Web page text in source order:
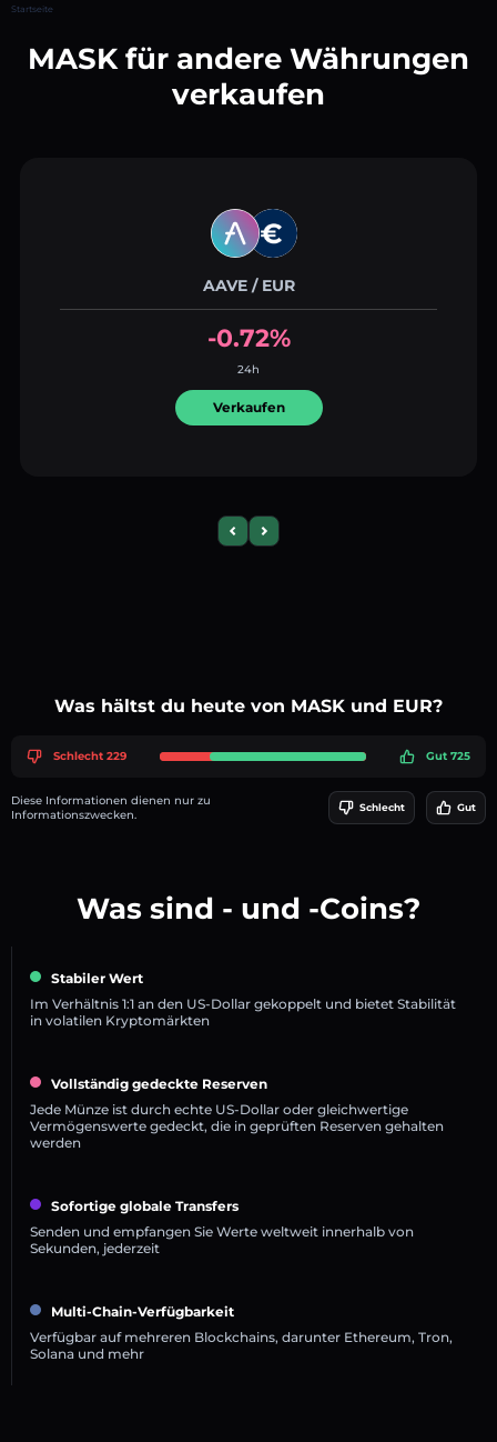
Startseite
MASK für andere Währungen
verkaufen
AAVE / EUR
-0.72%
24h
Verkaufen
Previous slide
Next slide
Was hältst du heute von MASK und EUR?
Schlecht 229 Gut 725
Diese Informationen dienen nur zu
Informationszwecken.
Schlecht Gut
Was sind - und -Coins?
Stabiler Wert
Im Verhältnis 1:1 an den US-Dollar gekoppelt und bietet Stabilität
in volatilen Kryptomärkten
Vollständig gedeckte Reserven
Jede Münze ist durch echte US-Dollar oder gleichwertige
Vermögenswerte gedeckt, die in geprüften Reserven gehalten
werden
Sofortige globale Transfers
Senden und empfangen Sie Werte weltweit innerhalb von
Sekunden, jederzeit
Multi-Chain-Verfügbarkeit
Verfügbar auf mehreren Blockchains, darunter Ethereum, Tron,
Solana und mehr